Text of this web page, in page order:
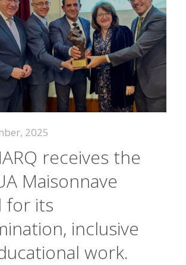
2025
receives the
Maisonnave
for its
inclusive
work.